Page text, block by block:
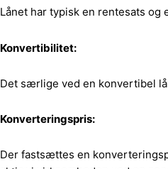
Lånet har typisk en rentesats og
Konvertibilitet:
Det særlige ved en konvertibel
Konverteringspris:
Der fastsættes en